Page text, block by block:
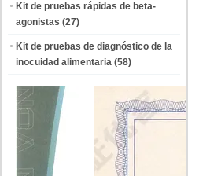
Kit de pruebas rápidas de beta-
agonistas (27)
Kit de pruebas de diagnóstico de la
inocuidad alimentaria (58)